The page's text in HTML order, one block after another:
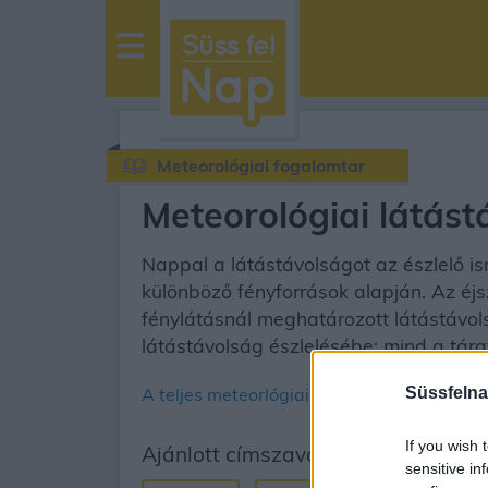
If you wish
sensitive
sussfelnap.hu
időjárás
Meteorológiai fogalomtar
Meteorológiai
Nappal a látástávolságot az észlelő
különböző fényforrások alapján. Az
fénylátásnál meghatározott
látástávolság észlelésébe: mind a
A teljes meteorlógiai fogalomtár
Ajánlott címszavak